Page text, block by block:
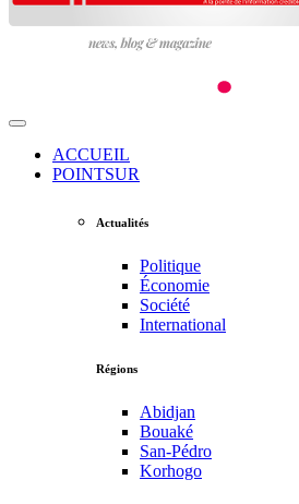
ACCUEIL
POINTSUR
Actualités
Politique
Économie
Société
International
Régions
Abidjan
Bouaké
San-Pédro
Korhogo